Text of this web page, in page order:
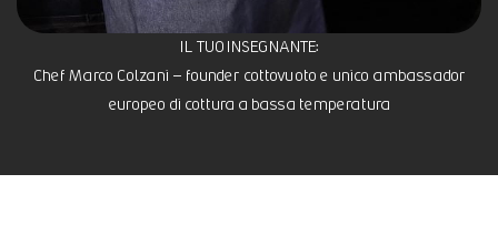
IL TUO INSEGNANTE:
Chef Marco Colzani – founder cottovuoto e unico ambassador
europeo di cottura a bassa temperatura